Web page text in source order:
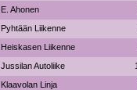
E. Ahonen
Pyhtään Liikenne
Heiskasen Liikenne
Jussilan Autoliike
Klaavolan Linja